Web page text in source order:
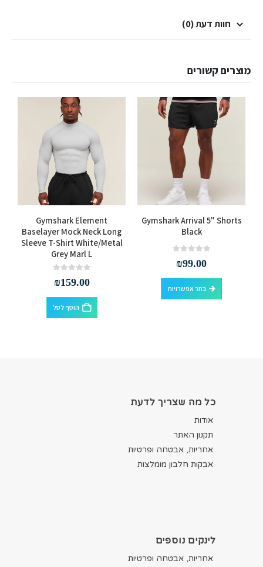
חוות דעת (0)
מוצרים קשורים
למוצר זה יש מספר סוגים. ניתן לבחור את האפשרויות בעמוד המוצר
Gymshark Arrival 5" Shorts
Black
₪99.00
בחר אפשרויות
למוצר זה יש מספר סוגים. ניתן לבחור את האפשרויות בעמוד המוצר
Gymshark Element
Baselayer Mock Neck Long
Sleeve T-Shirt White/Metal
Grey Marl L
₪159.00
הוסף לסל
כל מה שצריך לדעת
אודות
תקנון האתר
אחריות, אבטחה ופרטיות
אבקות חלבון מומלצות
לינקים נוספים
אחריות, אבטחה ופרטיות